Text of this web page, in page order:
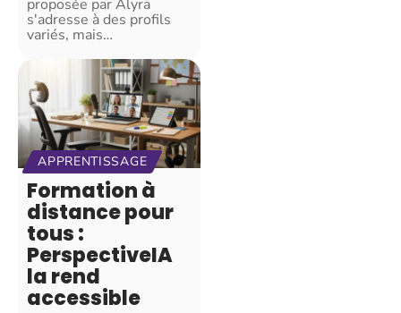
proposée par Alyra
s'adresse à des profils
variés, mais…
APPRENTISSAGE
Formation à
distance pour
tous :
PerspectiveIA
la rend
accessible